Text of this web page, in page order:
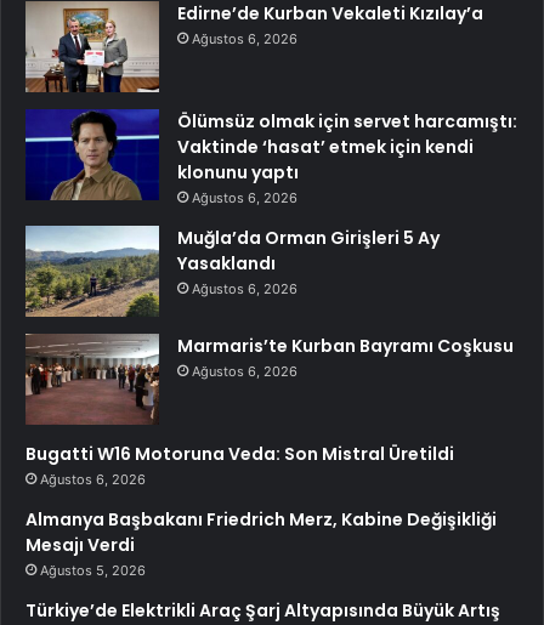
Edirne’de Kurban Vekaleti Kızılay’a
Ağustos 6, 2026
Ölümsüz olmak için servet harcamıştı:
Vaktinde ‘hasat’ etmek için kendi
klonunu yaptı
Ağustos 6, 2026
Muğla’da Orman Girişleri 5 Ay
Yasaklandı
Ağustos 6, 2026
Marmaris’te Kurban Bayramı Coşkusu
Ağustos 6, 2026
Bugatti W16 Motoruna Veda: Son Mistral Üretildi
Ağustos 6, 2026
Almanya Başbakanı Friedrich Merz, Kabine Değişikliği
Mesajı Verdi
Ağustos 5, 2026
Türkiye’de Elektrikli Araç Şarj Altyapısında Büyük Artış